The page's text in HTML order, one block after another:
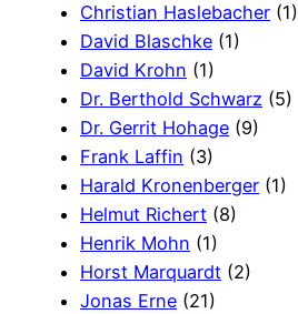
Christian Haslebacher (1)
David Blaschke (1)
David Krohn (1)
Dr. Berthold Schwarz (5)
Dr. Gerrit Hohage (9)
Frank Laffin (3)
Harald Kronenberger (1)
Helmut Richert (8)
Henrik Mohn (1)
Horst Marquardt (2)
Jonas Erne (21)